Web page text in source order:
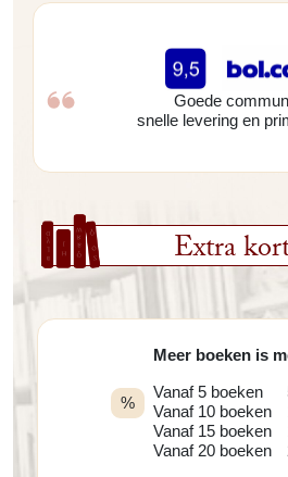
Goede
snelle levering en
Extra
%
Meer boeken is
Vanaf 5 boeken
Vanaf 10 boeken
Vanaf 15 boeken
Vanaf 20 boeken